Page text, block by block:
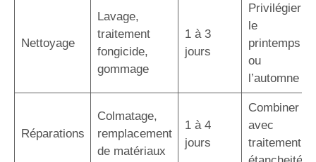
Nettoyage
Lavage,
traitement
fongicide,
gommage
1 à 3
jours
Privilégier
le
printemps
ou
l’automne
Réparations
Colmatage,
remplacement
de matériaux
1 à 4
jours
Combiner
avec
traitement